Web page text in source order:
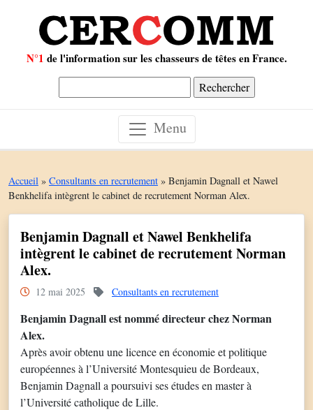
N°1 de l'information sur les chasseurs de têtes en France.
Menu
Accueil » Consultants en recrutement » Benjamin Dagnall et Nawel
Benkhelifa intègrent le cabinet de recrutement Norman Alex.
Benjamin Dagnall et Nawel Benkhelifa
intègrent le cabinet de recrutement Norman
Alex.
12 mai 2025 Consultants en recrutement
Benjamin Dagnall est nommé directeur chez Norman
Alex.
Après avoir obtenu une licence en économie et politique
européennes à l’Université Montesquieu de Bordeaux,
Benjamin Dagnall a poursuivi ses études en master à
l’Université catholique de Lille.